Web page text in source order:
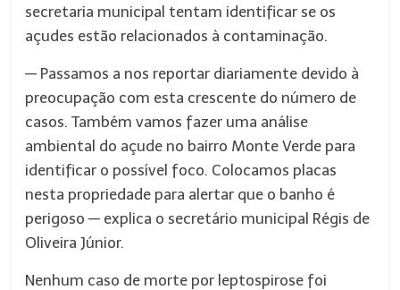
secretaria municipal tentam identificar se os
açudes estão relacionados à contaminação.
— Passamos a nos reportar diariamente devido à
preocupação com esta crescente do número de
casos. Também vamos fazer uma análise
ambiental do açude no bairro Monte Verde para
identificar o possível foco. Colocamos placas
nesta propriedade para alertar que o banho é
perigoso — explica o secretário municipal Régis de
Oliveira Júnior.
Nenhum caso de morte por leptospirose foi